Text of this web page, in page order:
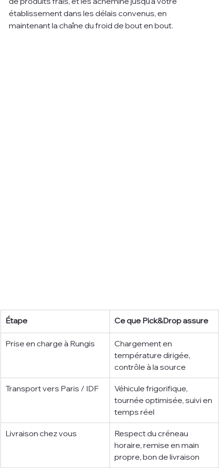
établissement dans les délais convenus, en
maintenant la chaîne du froid de bout en bout.
Étape Ce que Pick&Drop assure
Prise en charge à Rungis
Chargement en
température dirigée,
contrôle à la source
Transport vers Paris / IDF
Véhicule frigorifique,
tournée optimisée, suivi en
temps réel
Livraison chez vous
Respect du créneau
horaire, remise en main
propre, bon de livraison